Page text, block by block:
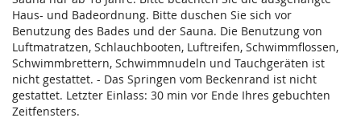
Haus- und Badeordnung. Bitte duschen Sie sich vor
Benutzung des Bades und der Sauna. Die Benutzung von
Luftmatratzen, Schlauchbooten, Luftreifen, Schwimmflossen,
Schwimmbrettern, Schwimmnudeln und Tauchgeräten ist
nicht gestattet. - Das Springen vom Beckenrand ist nicht
gestattet. Letzter Einlass: 30 min vor Ende Ihres gebuchten
Zeitfensters.